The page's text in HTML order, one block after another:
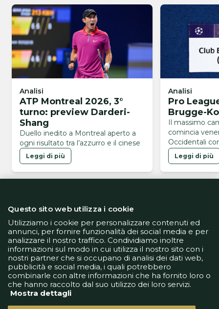
Analisi
ATP Montreal 2026, 3°
turno: preview Darderi-
Shang
Duello inedito a Montreal aperto a
ogni risultato tra l’azzurro e il cinese
Leggi di più
Analisi
Pro
Brugge-
Il massimo
comincia
Occidentali
Leggi di più
Informativa Privacy
Informativa Cookie
Tech App
Gestione preferenze
support@goldbetlive.it
Questo sito web utilizza i cookie
Utilizziamo i cookie per personalizzare contenuti ed
annunci, per fornire funzionalità dei social media e per
analizzare il nostro traffico. Condividiamo inoltre
informazioni sul modo in cui utilizza il nostro sito con i
nostri partner che si occupano di analisi dei dati web,
pubblicità e social media, i quali potrebbero
combinarle con altre informazioni che ha fornito loro o
che hanno raccolto dal suo utilizzo dei loro servizi.
Mostra dettagli